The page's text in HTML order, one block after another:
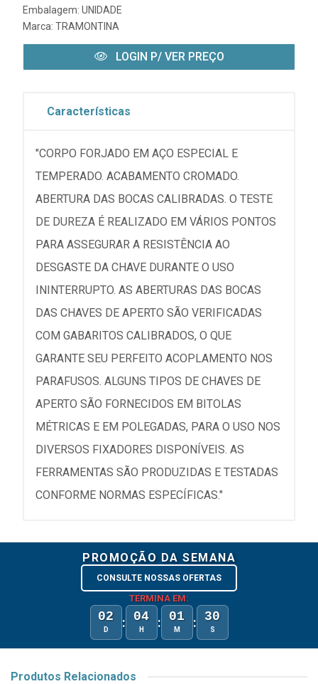
Embalagem: UNIDADE
Marca: TRAMONTINA
LOGIN P/ VER PREÇO
Características
"CORPO FORJADO EM AÇO ESPECIAL E
TEMPERADO. ACABAMENTO CROMADO.
ABERTURA DAS BOCAS CALIBRADAS. O TESTE
DE DUREZA É REALIZADO EM VÁRIOS PONTOS
PARA ASSEGURAR A RESISTÊNCIA AO
DESGASTE DA CHAVE DURANTE O USO
ININTERRUPTO. AS ABERTURAS DAS BOCAS
DAS CHAVES DE APERTO SÃO VERIFICADAS
COM GABARITOS CALIBRADOS, O QUE
GARANTE SEU PERFEITO ACOPLAMENTO NOS
PARAFUSOS. ALGUNS TIPOS DE CHAVES DE
APERTO SÃO FORNECIDOS EM BITOLAS
MÉTRICAS E EM POLEGADAS, PARA O USO NOS
DIVERSOS FIXADORES DISPONÍVEIS. AS
FERRAMENTAS SÃO PRODUZIDAS E TESTADAS
CONFORME NORMAS ESPECÍFICAS."
PROMOÇÃO DA SEMANA
CONSULTE NOSSAS OFERTAS
TERMINA EM:
02
D : 04
H : 01
M : 30
S
Produtos Relacionados